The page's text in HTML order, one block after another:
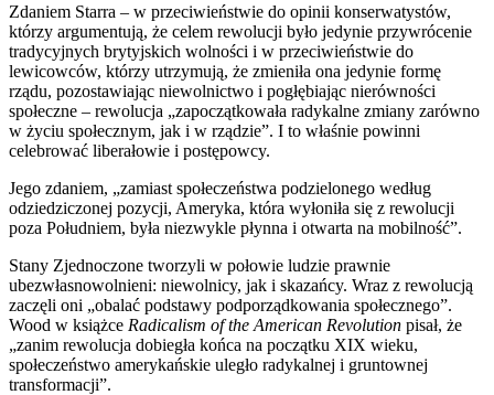
Zdaniem Starra – w przeciwieństwie do opinii konserwatystów,
którzy argumentują, że celem rewolucji było jedynie przywrócenie
tradycyjnych brytyjskich wolności i w przeciwieństwie do
lewicowców, którzy utrzymują, że zmieniła ona jedynie formę
rządu, pozostawiając niewolnictwo i pogłębiając nierówności
społeczne – rewolucja „zapoczątkowała radykalne zmiany zarówno
w życiu społecznym, jak i w rządzie”. I to właśnie powinni
celebrować liberałowie i postępowcy.
Jego zdaniem, „zamiast społeczeństwa podzielonego według
odziedziczonej pozycji, Ameryka, która wyłoniła się z rewolucji
poza Południem, była niezwykle płynna i otwarta na mobilność”.
Stany Zjednoczone tworzyli w połowie ludzie prawnie
ubezwłasnowolnieni: niewolnicy, jak i skazańcy. Wraz z rewolucją
zaczęli oni „obalać podstawy podporządkowania społecznego”.
Wood w książce Radicalism of the American Revolution pisał, że
„zanim rewolucja dobiegła końca na początku XIX wieku,
społeczeństwo amerykańskie uległo radykalnej i gruntownej
transformacji”.